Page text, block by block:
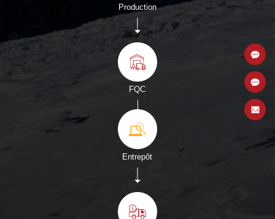
Production
FQC
Entrepôt